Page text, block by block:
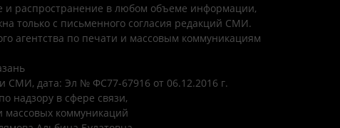
и распространение в любом объеме информации,
только с письменного согласия редакций СМИ.
агентства по печати и массовым коммуникациям
СМИ, дата: Эл № ФС77-67916 от 06.12.2016 г.
надзору в сфере связи,
коммуникаций